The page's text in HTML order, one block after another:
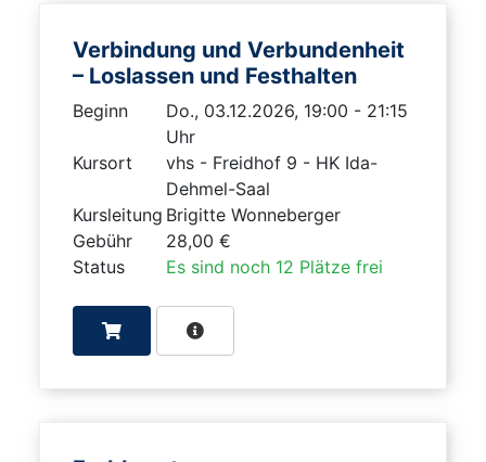
Verbindung und Verbundenheit
– Loslassen und Festhalten
Beginn
Do., 03.12.2026, 19:00 - 21:15
Uhr
Kursort
vhs - Freidhof 9 - HK Ida-
Dehmel-Saal
Kursleitung Brigitte Wonneberger
Gebühr
28,00 €
Status
Es sind noch 12 Plätze frei